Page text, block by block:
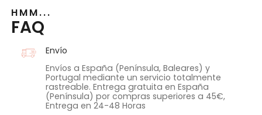
HMM...
FAQ
Envío
Envíos a España (Península, Baleares) y
Portugal mediante un servicio totalmente
rastreable. Entrega gratuita en España
(Península) por compras superiores a 45€,
Entrega en 24-48 Horas